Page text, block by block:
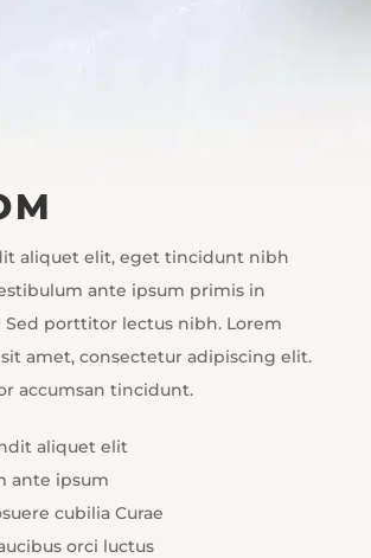
aliquet elit, eget tincidunt nibh
ante ipsum primis in
Sed porttitor lectus nibh. Lorem
amet, consectetur adipiscing elit.
accumsan tincidunt.
aliquet elit
ante ipsum
cubilia Curae
orci luctus